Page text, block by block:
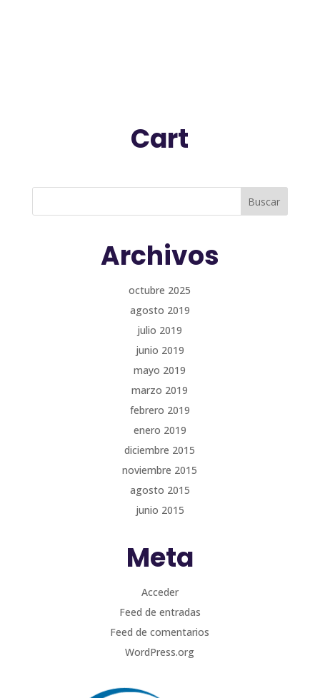
Cart
Archivos
octubre 2025
agosto 2019
julio 2019
junio 2019
mayo 2019
marzo 2019
febrero 2019
enero 2019
diciembre 2015
noviembre 2015
agosto 2015
junio 2015
Meta
Acceder
Feed de entradas
Feed de comentarios
WordPress.org